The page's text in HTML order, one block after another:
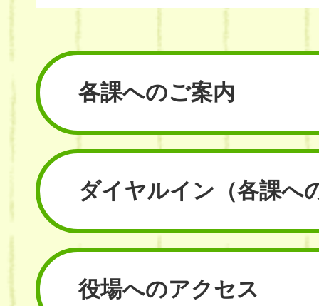
各課へのご案内
ダイヤルイン （各課へ
役場へのアクセス